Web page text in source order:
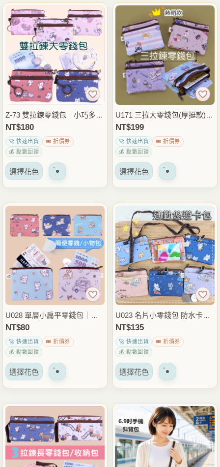
有
多
種
變
體。
可
以
在
頁
上
擇
Z-73 雙拉鍊零錢包｜小巧多卡
位｜防水耐用｜男女通用短夾
NT$180
🚀 快速出貨
🎟️ 折價券
💰 點數回饋
選擇花色 該
有
多
種
變
體。
可
以
在
產
頁
上
擇
U171 三拉大零錢包(厚挺款)｜
分層收納｜多層零錢鑰匙短夾
｜男女通用
NT$199
🚀 快速出貨
🎟️ 折價券
💰 點數回饋
選擇花色 該
有
多
種
變
體。
可
以
在
產
頁
上
擇
U028 單層小扁平零錢包｜耐
用防水｜小巧收納零錢｜隨身
便攜包
NT$80
🚀 快速出貨
🎟️ 折價券
💰 點數回饋
選擇花色 該
有
多
種
變
體。
可
U023 名片小零錢包 防水卡片
包 名片夾 零錢包 小錢包 小物
收納包 雨朵防水包
NT$135
🚀 快速出貨
🎟️ 折價券
💰 點數回饋
選擇花色 該
有
多
種
變